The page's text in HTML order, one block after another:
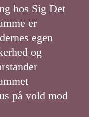
hos Sig Det
er
egen
og
på vold mod